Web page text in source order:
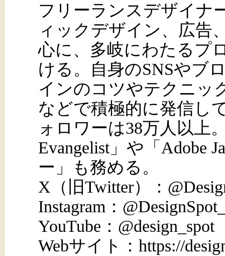
フリーランスデザイナ
ィックデザイン、広告
心に、多岐にわたるプ
ける。自身のSNSやブ
インのコツやテクニッ
などで積極的に発信し
ォロワーは38万人以上
Evangelist」や「Adobe
ー」も務める。
X（旧Twitter）：
Instagram：
YouTube：@design_spot
Webサイト：https://